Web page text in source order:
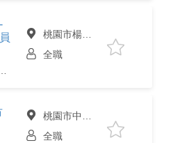
桃園市楊梅區
全職
桃園市中壢區
全職